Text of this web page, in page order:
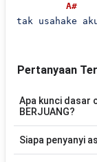
A#
tak usahake
Pertanyaan
Apa kunci dasar
BERJUANG?
Em, F, C, G/B,
Siapa penyanyi